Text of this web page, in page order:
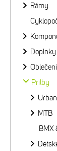
Rámy
Doplnky
Prilby
Urban
MTB
BMX